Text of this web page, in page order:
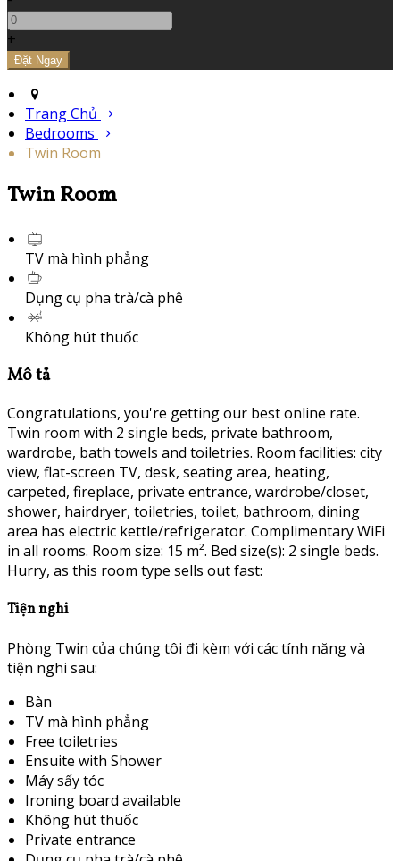
+
Trang Chủ
Bedrooms
Twin Room
Twin Room
TV mà hình phẳng
Dụng cụ pha trà/cà phê
Không hút thuốc
Mô tả
Congratulations, you're getting our best online rate.
Twin room with 2 single beds, private bathroom,
wardrobe, bath towels and toiletries. Room facilities: city
view, flat-screen TV, desk, seating area, heating,
carpeted, fireplace, private entrance, wardrobe/closet,
shower, hairdryer, toiletries, toilet, bathroom, dining
area has electric kettle/refrigerator. Complimentary WiFi
in all rooms. Room size: 15 m². Bed size(s): 2 single beds.
Hurry, as this room type sells out fast:
Tiện nghi
Phòng Twin của chúng tôi đi kèm với các tính năng và
tiện nghi sau:
Bàn
TV mà hình phẳng
Free toiletries
Ensuite with Shower
Máy sấy tóc
Ironing board available
Không hút thuốc
Private entrance